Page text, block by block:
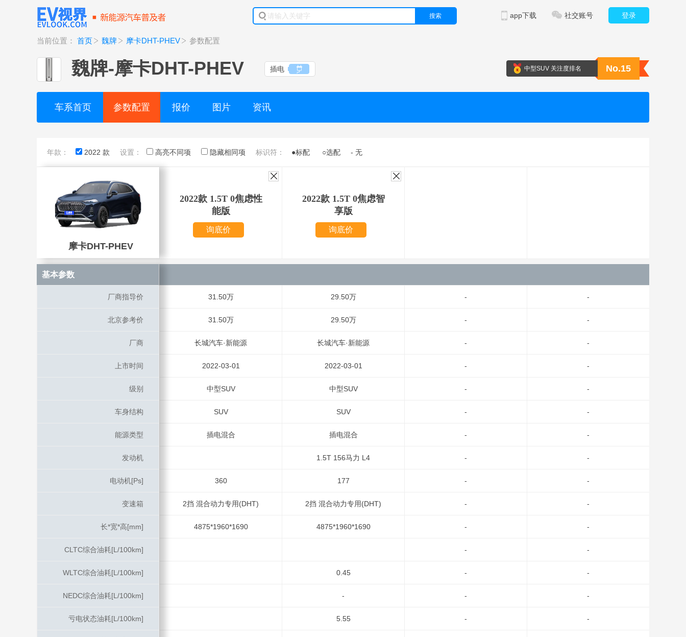
搜索 登录
社交账号
app下载
当前位置： 首页 魏牌 摩卡DHT-PHEV 参数配置
魏牌-摩卡DHT-PHEV 插电 中型SUV 关注度排名 No.15
车系首页 参数配置 报价 图片 资讯
年款： 2022 款 设置： 高亮不同项 隐藏相同项 标识符： ●标配 ○选配 - 无
摩卡DHT-PHEV
摩卡DHT-PHEV
2022款 1.5T 0焦虑性
能版
询底价
2022款 1.5T 0焦虑智
享版
询底价
基本参数
厂商指导价 31.50万 29.50万 - -
北京参考价 31.50万 29.50万 - -
厂商 长城汽车·新能源 长城汽车·新能源 - -
上市时间 2022-03-01 2022-03-01 - -
级别 中型SUV 中型SUV - -
车身结构 SUV SUV - -
能源类型 插电混合 插电混合 - -
发动机 1.5T 156马力 L4 - -
电动机[Ps] 360 177 - -
变速箱 2挡 混合动力专用(DHT) 2挡 混合动力专用(DHT) - -
长*宽*高[mm] 4875*1960*1690 4875*1960*1690 - -
CLTC综合油耗[L/100km] - -
WLTC综合油耗[L/100km] 0.45 - -
NEDC综合油耗[L/100km] - - -
亏电状态油耗[L/100km] 5.55 - -
基本参数
厂商指导价
北京参考价
厂商
上市时间
级别
车身结构
能源类型
发动机
电动机[Ps]
变速箱
长*宽*高[mm]
CLTC综合油耗[L/100km]
WLTC综合油耗[L/100km]
NEDC综合油耗[L/100km]
亏电状态油耗[L/100km]